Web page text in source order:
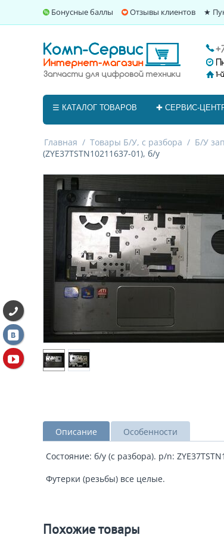
Бонусные баллы Отзывы клиентов ★
☰ КАТАЛОГ ТОВАРОВ ✚ СЕРВИС-
Главная / Товары Б/У, с разбора / Б/У
(ZYE37TSTN10211637-01), б/у
Описание Особенности
Состояние: б/у (с разбора). p/n:
Футерки (резьбы) все целые.
Похожие товары